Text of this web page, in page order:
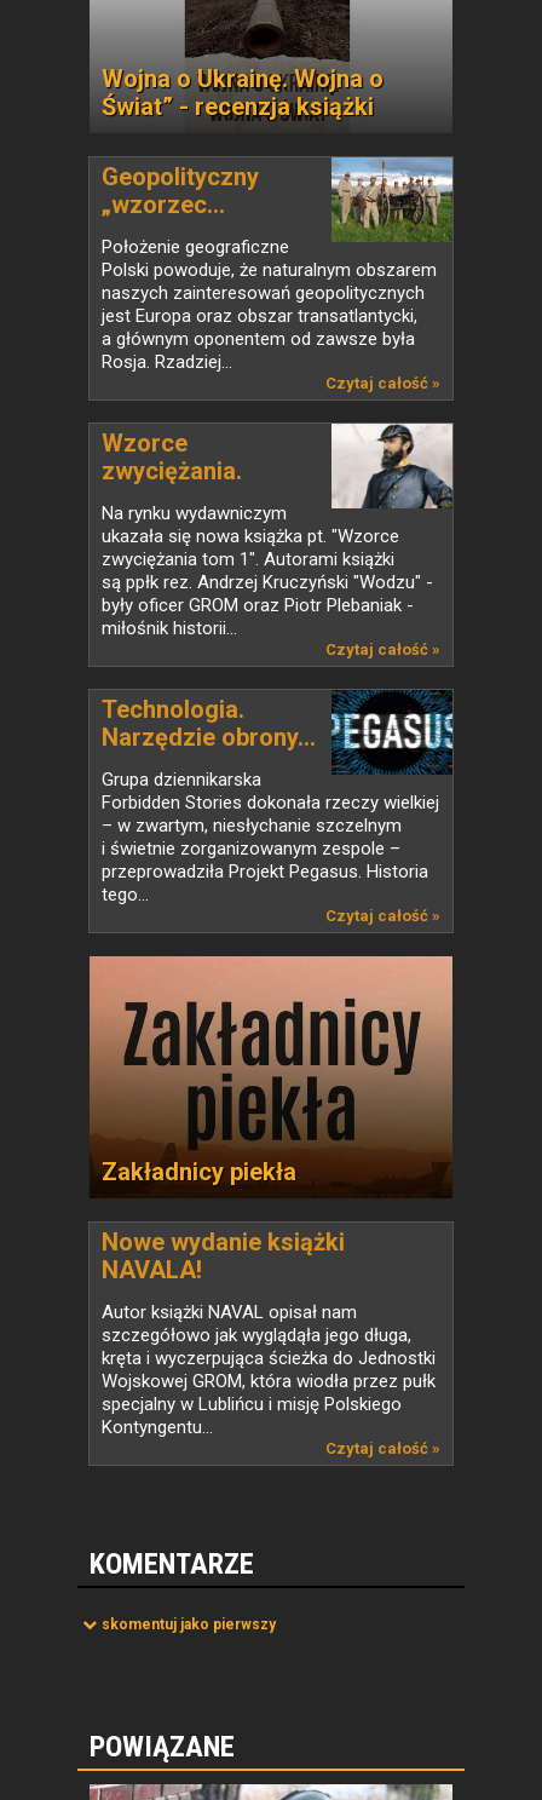
Wojna o Ukrainę. Wojna o
Świat” - recenzja książki
Geopolityczny
„wzorzec...
Położenie geograficzne
Polski powoduje, że naturalnym obszarem
naszych zainteresowań geopolitycznych
jest Europa oraz obszar transatlantycki,
a głównym oponentem od zawsze była
Rosja. Rzadziej...
Czytaj całość »
Wzorce
zwyciężania.
Nowa...
Na rynku wydawniczym
ukazała się nowa książka pt. "Wzorce
zwyciężania tom 1". Autorami książki
są ppłk rez. Andrzej Kruczyński "Wodzu" -
były oficer GROM oraz Piotr Plebaniak -
miłośnik historii...
Czytaj całość »
Technologia.
Narzędzie obrony...
Grupa dziennikarska
Forbidden Stories dokonała rzeczy wielkiej
– w zwartym, niesłychanie szczelnym
i świetnie zorganizowanym zespole –
przeprowadziła Projekt Pegasus. Historia
tego...
Czytaj całość »
Zakładnicy piekła
Nowe wydanie książki
NAVALA!
Autor książki NAVAL opisał nam
szczegółowo jak wyglądąła jego długa,
kręta i wyczerpująca ścieżka do Jednostki
Wojskowej GROM, która wiodła przez pułk
specjalny w Lublińcu i misję Polskiego
Kontyngentu...
Czytaj całość »
KOMENTARZE
skomentuj jako pierwszy
POWIĄZANE